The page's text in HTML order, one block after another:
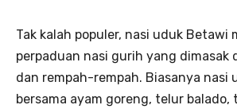
Tak kalah populer, nasi uduk Betawi
perpaduan nasi gurih yang dimasak
dan rempah-rempah. Biasanya nasi
bersama ayam goreng, telur balado,